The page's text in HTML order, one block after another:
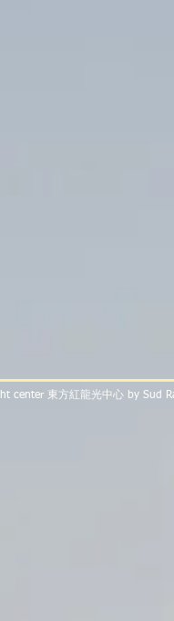
東方紅龍光中心 by Sud